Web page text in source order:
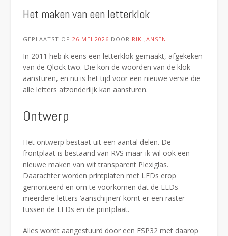
Het maken van een letterklok
GEPLAATST OP 26 MEI 2026 DOOR RIK JANSEN
In 2011 heb ik eens een letterklok gemaakt, afgekeken
van de Qlock two. Die kon de woorden van de klok
aansturen, en nu is het tijd voor een nieuwe versie die
alle letters afzonderlijk kan aansturen.
Ontwerp
Het ontwerp bestaat uit een aantal delen. De
frontplaat is bestaand van RVS maar ik wil ook een
nieuwe maken van wit transparent Plexiglas.
Daarachter worden printplaten met LEDs erop
gemonteerd en om te voorkomen dat de LEDs
meerdere letters ‘aanschijnen’ komt er een raster
tussen de LEDs en de printplaat.
Alles wordt aangestuurd door een ESP32 met daarop